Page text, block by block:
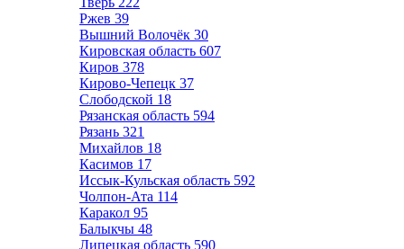
Ржев 39
Вышний Волочёк 30
Кировская область 607
Киров 378
Кирово-Чепецк 37
Слободской 18
Рязанская область 594
Рязань 321
Михайлов 18
Касимов 17
Иссык-Кульская область 592
Чолпон-Ата 114
Каракол 95
Балыкчы 48
Липецкая область 590